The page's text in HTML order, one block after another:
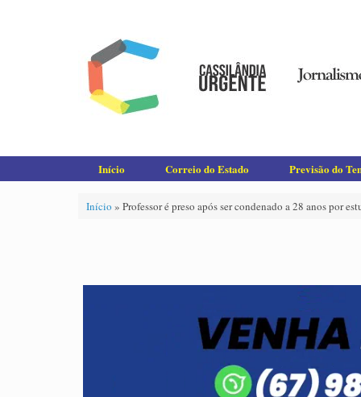
Início Correio do Estado Previsão do
Início » Professor é preso após ser condenado a 28 anos por